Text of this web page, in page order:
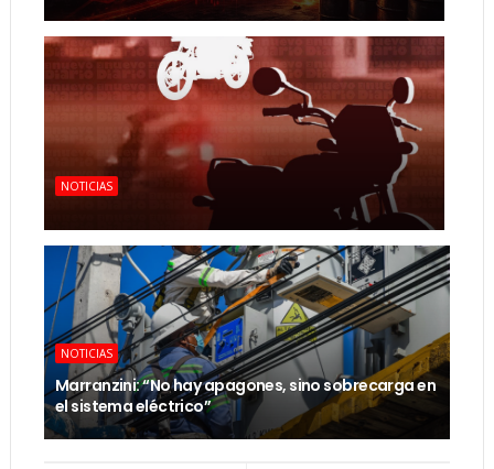
NOTICIAS
NOTICIAS
Marranzini: “No hay apagones, sino sobrecarga en
el sistema eléctrico”